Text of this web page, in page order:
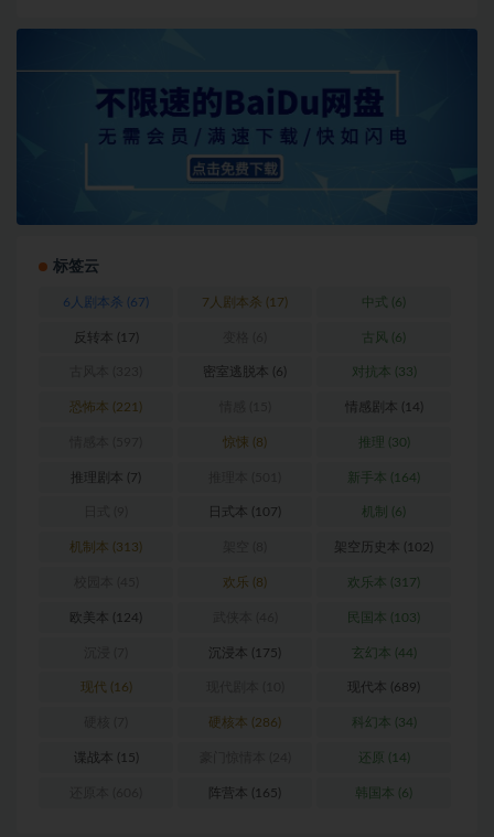
标签云
6人剧本杀 (67) 7人剧本杀 (17) 中式 (6)
反转本 (17) 古风 (6)
密室逃脱本 (6) 对抗本 (33)
恐怖本 (221) 情感剧本 (14)
惊悚 (8) 推理 (30)
推理剧本 (7) 新手本 (164)
日式本 (107) 机制 (6)
机制本 (313) 架空历史本 (102)
欢乐 (8) 欢乐本 (317)
欧美本 (124) 民国本 (103)
沉浸本 (175) 玄幻本 (44)
现代 (16) 现代本 (689)
硬核本 (286) 科幻本 (34)
谍战本 (15) 还原 (14)
阵营本 (165) 韩国本 (6)